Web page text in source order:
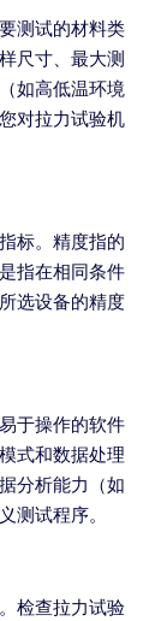
测试的材料类
尺寸、最大测
如高低温环境
对拉力试验机
标。精度指的
指在相同条件
选设备的精度
于操作的软件
式和数据处理
分析能力（如
测试程序。
检查拉力试验